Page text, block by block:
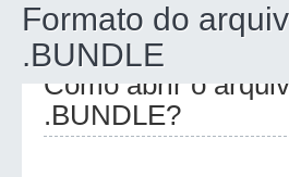
Formato do
.BUNDLE
Como abrir o
.BUNDLE?